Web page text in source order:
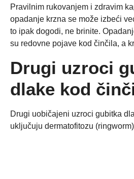
Pravilnim rukovanjem i zdravim
opadanje krzna se može izbeći
to ipak dogodi, ne brinite.
su redovne pojave kod činčila, a
Drugi uzroci
dlake kod
Drugi uobičajeni uzroci gubitka
uključuju dermatofitozu